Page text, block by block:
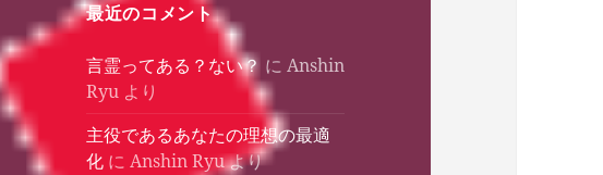
最近のコメント
言霊ってある？ない？ にAnshin
Ryu より
主役であるあなたの理想の最適
化 にAnshin Ryuより